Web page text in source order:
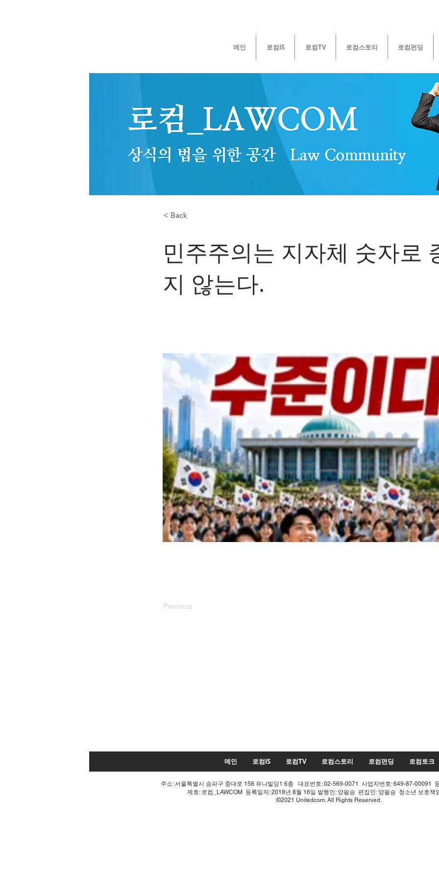
메인 로컴IS 로컴TV 로컴스토리 로컴펀딩
< Back
민주주의는 지자체 숫자로
지 않는다.
Previous
메인 로컴IS 로컴TV 로컴스토리 로컴펀딩 로컴토크
주소: 서울특별시 송파구 중대로 158 유나빌딩1 6층 대표번호: 02-569-0071 사업자번호: 649-87-00091
제호: 로컴_LAWCOM 등록일자: 2018년 8월 16일 발행인: 양필승 편집인: 양필승 청소년 보호
©2021 Unitedcom. All Rights Reserved.